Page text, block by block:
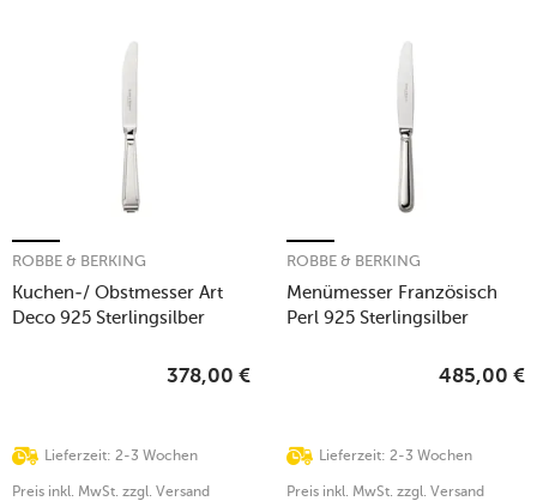
Kuchen-/ Obstmesser Art
Deco 925 Sterlingsilber
ROBBE & BERKING
Lieferzeit: 2-3 Wochen
378,00 €
Preis inkl. MwSt. zzgl. Versand
Menümesser Französisch
Perl 925 Sterlingsilber
ROBBE & BERKING
Lieferzeit: 2-3 Wochen
485,00 €
Preis inkl. MwSt. zzgl. Versand